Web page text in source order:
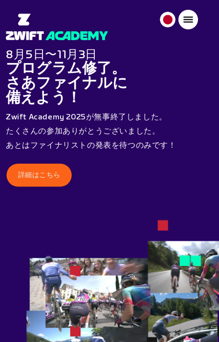
日
8月5日〜11月3日
プログラム修了。
さあファイナルに
備えよう！
Zwift Academy 2025が無事終了しました。
たくさんの参加ありがとうございました。
あとはファイナリストの発表を待つのみです！
詳細はこちら